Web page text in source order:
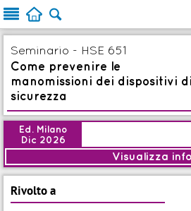
  
Rivolto a
Ed. Milano
Dic 2026
Visualizza
Modalità:Aula
Durata:1g (8 ore)
Seminario - HSE 651
Come prevenire le
manomissioni dei dispositivi di
sicurezza